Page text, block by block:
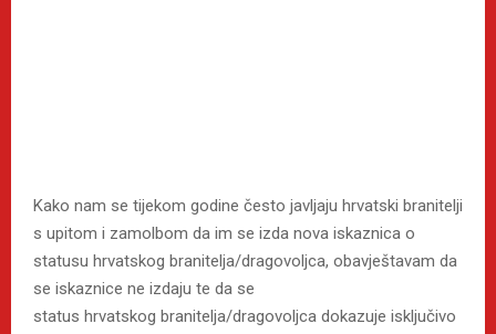
Kako nam se tijekom godine često javljaju hrvatski branitelji
s upitom i zamolbom da im se izda nova iskaznica o
statusu hrvatskog branitelja/dragovoljca, obavještavam da
se iskaznice ne izdaju te da se
status hrvatskog branitelja/dragovoljca dokazuje isključivo